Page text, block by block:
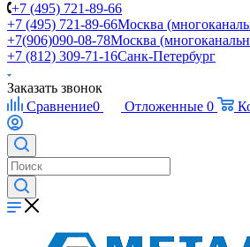
+7 (495) 721-89-66
+7 (495) 721-89-66Москва
+7(906)090-08-78Москва
+7 (812) 309-71-16Санк-Петербург
Заказать звонок
Сравнение0 Отложенные 0